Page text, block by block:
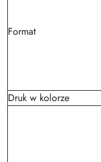
Format
Druk w kolorze